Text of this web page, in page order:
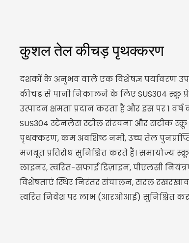
कुशल तेल कीचड़ पृथक्करण
दशकों के अनुभव वाले एक विशेषज्ञ पर्यावरण
कीचड़ से पानी निकालने के लिए SUS304 स्क्रू
उत्पादन क्षमता प्रदान करता है और इस पर 1
SUS304 स्टेनलेस स्टील संरचना और सटीक
पृथक्करण, कम अवशिष्ट नमी, उच्च तेल
मजबूत प्रतिरोध सुनिश्चित करते हैं। समायोज्य
लाइनर, त्वरित-सफाई डिज़ाइन, पीएलसी
विशेषताएं स्थिर निरंतर संचालन, सरल
त्वरित निवेश पर लाभ (आरओआई) सुनिश्चित